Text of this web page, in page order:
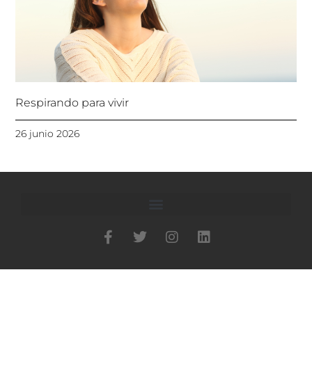
Respirando para vivir
26 junio 2026